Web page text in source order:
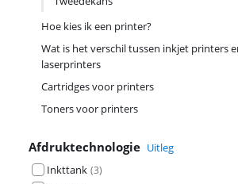
Hoe kies ik een printer?
Wat is het verschil tussen inkjet printers
laserprinters
Cartridges voor printers
Toners voor printers
Afdruktechnologie Uitleg
Inkttank (3)